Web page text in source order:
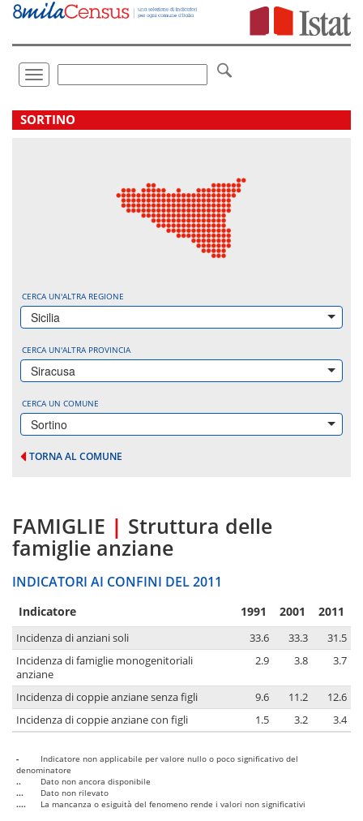
Vai
direttamente
Toggle
navigation
.
SORTINO
CERCA UN'ALTRA REGIONE
Sicilia
CERCA UN'ALTRA PROVINCIA
Siracusa
CERCA UN COMUNE
Sortino
TORNA AL COMUNE
FAMIGLIE | Struttura delle
famiglie anziane
INDICATORI AI CONFINI DEL 2011
Indicatore 1991 2001 2011
Incidenza di anziani soli 33.6 33.3
31.5
Incidenza di famiglie monogenitoriali
anziane
2.9 3.8 3.7
Incidenza di coppie anziane senza figli 9.6 11.2
12.6
Incidenza di coppie anziane con figli
1.5 3.2 3.4
-
Indicatore non applicabile per valore nullo o poco significativo del
denominatore
..
Dato non ancora disponibile
...
Dato non rilevato
....
La mancanza o esiguità del fenomeno rende i valori non significativi